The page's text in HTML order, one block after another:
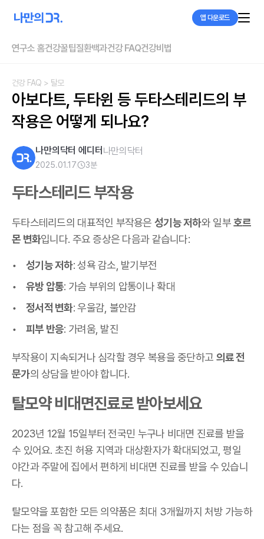
앱 다운로드
연구소 홈건강꿀팁질환백과건강 FAQ건강비법
건강 FAQ > 탈모
아보다트, 두타윈 등 두타스테리드의 부
작용은 어떻게 되나요?
나만의닥터 에디터 나만의닥터
2025.01.17 3분
두타스테리드 부작용
두타스테리드의 대표적인 부작용은성기능 저하와 일부호르
몬 변화입니다. 주요 증상은 다음과 같습니다:
성기능 저하: 성욕 감소, 발기부전
유방 압통: 가슴 부위의 압통이나 확대
정서적 변화: 우울감, 불안감
피부 반응: 가려움, 발진
부작용이 지속되거나 심각할 경우 복용을 중단하고 의료 전
문가의 상담을 받아야 합니다.
탈모약 비대면진료로 받아보세요
2023년 12월 15일부터 전국민 누구나 비대면 진료를 받을
수 있어요. 초진 허용 지역과 대상환자가 확대되었고, 평일
야간과 주말에 집에서 편하게 비대면 진료를 받을 수 있습니
다.
탈모약을 포함한 모든 의약품은 최대 3개월까지 처방 가능하
다는 점을 꼭 참고해 주세요.